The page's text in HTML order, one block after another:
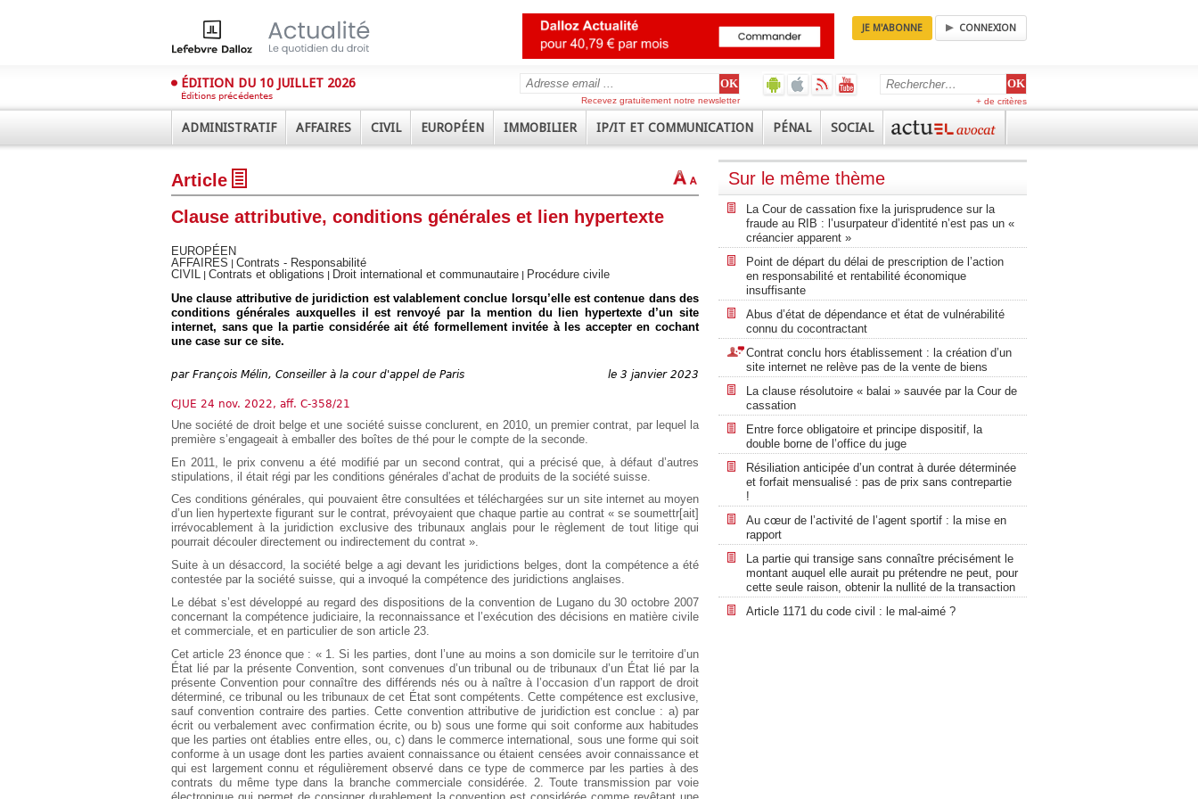
JE M'ABONNE CONNEXION
ÉDITION DU 10 JUILLET 2026
Éditions précédentes
+ de critères
Recevez gratuitement notre newsletter
ADMINISTRATIF AFFAIRES CIVIL EUROPÉEN IMMOBILIER IP/IT ET COMMUNICATION PÉNAL SOCIAL
Article
Clause attributive, conditions générales et lien hypertexte
EUROPÉEN
AFFAIRES
Contrats - Responsabilité
CIVIL Contrats et obligations Droit international et communautaire
Procédure civile
Une clause attributive de juridiction est valablement conclue lorsqu’elle est contenue dans des
conditions générales auxquelles il est renvoyé par la mention du lien hypertexte d’un site
internet, sans que la partie considérée ait été formellement invitée à les accepter en cochant
une case sur ce site.
par François Mélin, Conseiller à la cour d'appel de Paris le 3 janvier 2023
CJUE 24 nov. 2022, aff. C-358/21
Une société de droit belge et une société suisse conclurent, en 2010, un premier contrat, par lequel la
première s’engageait à emballer des boîtes de thé pour le compte de la seconde.
En 2011, le prix convenu a été modifié par un second contrat, qui a précisé que, à défaut d’autres
stipulations, il était régi par les conditions générales d’achat de produits de la société suisse.
Ces conditions générales, qui pouvaient être consultées et téléchargées sur un site internet au moyen
d’un lien hypertexte figurant sur le contrat, prévoyaient que chaque partie au contrat « se soumettr[ait]
irrévocablement à la juridiction exclusive des tribunaux anglais pour le règlement de tout litige qui
pourrait découler directement ou indirectement du contrat ».
Suite à un désaccord, la société belge a agi devant les juridictions belges, dont la compétence a été
contestée par la société suisse, qui a invoqué la compétence des juridictions anglaises.
Le débat s’est développé au regard des dispositions de la convention de Lugano du 30 octobre 2007
concernant la compétence judiciaire, la reconnaissance et l’exécution des décisions en matière civile
et commerciale, et en particulier de son article 23.
Cet article 23 énonce que : « 1. Si les parties, dont l’une au moins a son domicile sur le territoire d’un
État lié par la présente Convention, sont convenues d’un tribunal ou de tribunaux d’un État lié par la
présente Convention pour connaître des différends nés ou à naître à l’occasion d’un rapport de droit
déterminé, ce tribunal ou les tribunaux de cet État sont compétents. Cette compétence est exclusive,
sauf convention contraire des parties. Cette convention attributive de juridiction est conclue : a) par
écrit ou verbalement avec confirmation écrite, ou b) sous une forme qui soit conforme aux habitudes
que les parties ont établies entre elles, ou, c) dans le commerce international, sous une forme qui soit
conforme à un usage dont les parties avaient connaissance ou étaient censées avoir connaissance et
qui est largement connu et régulièrement observé dans ce type de commerce par les parties à des
contrats du même type dans la branche commerciale considérée. 2. Toute transmission par voie
Sur le même thème
La Cour de cassation fixe la jurisprudence sur la
fraude au RIB : l’usurpateur d’identité n’est pas un «
créancier apparent »
Point de départ du délai de prescription de l’action
en responsabilité et rentabilité économique
insuffisante
Abus d’état de dépendance et état de vulnérabilité
connu du cocontractant
Contrat conclu hors établissement : la création d’un
site internet ne relève pas de la vente de biens
La clause résolutoire « balai » sauvée par la Cour de
cassation
Entre force obligatoire et principe dispositif, la
double borne de l’office du juge
Résiliation anticipée d’un contrat à durée déterminée
et forfait mensualisé : pas de prix sans contrepartie
!
Au cœur de l’activité de l’agent sportif : la mise en
rapport
La partie qui transige sans connaître précisément le
montant auquel elle aurait pu prétendre ne peut, pour
cette seule raison, obtenir la nullité de la transaction
Article 1171 du code civil : le mal-aimé ?